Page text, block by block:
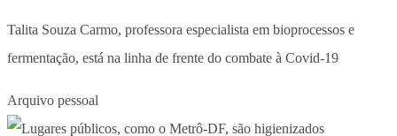
Talita Souza Carmo, professora especialista em bioprocessos e
fermentação, está na linha de frente do combate à Covid-19
Arquivo pessoal